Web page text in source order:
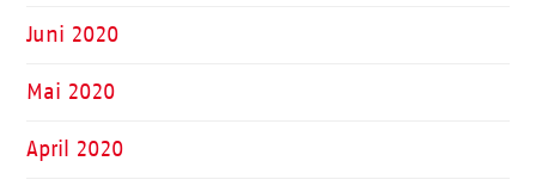
Juni 2020
Mai 2020
April 2020